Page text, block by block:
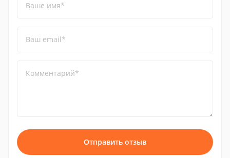
Ваше имя*
Ваш email*
Комментарий*
Отправить отзыв